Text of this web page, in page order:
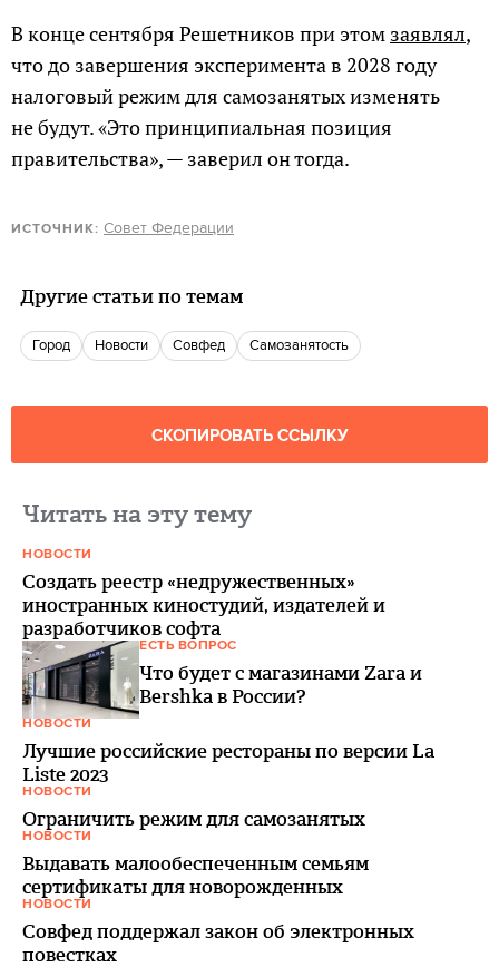
В конце сентября Решетников при этом заявлял,
что до завершения эксперимента в 2028 году
налоговый режим для самозанятых изменять
не будут. «Это принципиальная позиция
правительства», — заверил он тогда.
ИСТОЧНИК: Совет Федерации
Другие статьи по темам
город новости Совфед самозанятость
СКОПИРОВАТЬ ССЫЛКУ
Читать на эту тему
НОВОСТИ
Создать реестр «недружественных»
иностранных киностудий, издателей и
разработчиков софта
ЕСТЬ ВОПРОС
Что будет с магазинами Zara и
Bershka в России?
НОВОСТИ
Лучшие российские рестораны по версии La
Liste 2023
НОВОСТИ
Ограничить режим для самозанятых
НОВОСТИ
Выдавать малообеспеченным семьям
сертификаты для новорожденных
НОВОСТИ
Совфед поддержал закон об электронных
повестках